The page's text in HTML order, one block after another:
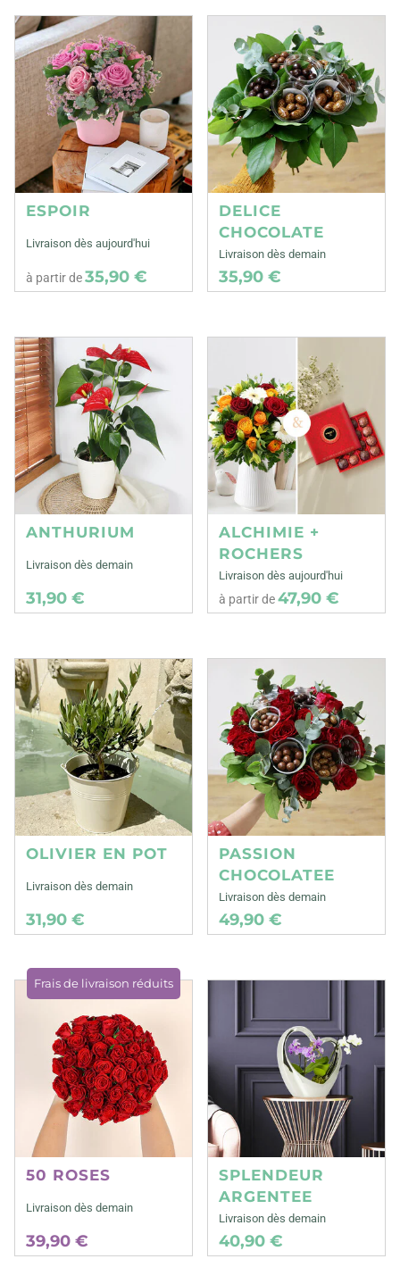
ESPOIR
Livraison dès aujourd'hui
à partir de35,90 €
DELICE
CHOCOLATE
Livraison dès demain
35,90 €
ANTHURIUM
Livraison dès demain
31,90 €
ALCHIMIE +
ROCHERS
Livraison dès aujourd'hui
à partir de47,90 €
OLIVIER EN POT
Livraison dès demain
31,90 €
PASSION
CHOCOLATEE
Livraison dès demain
49,90 €
Frais de livraison réduits
50 ROSES
Livraison dès demain
39,90 €
SPLENDEUR
ARGENTEE
Livraison dès demain
40,90 €